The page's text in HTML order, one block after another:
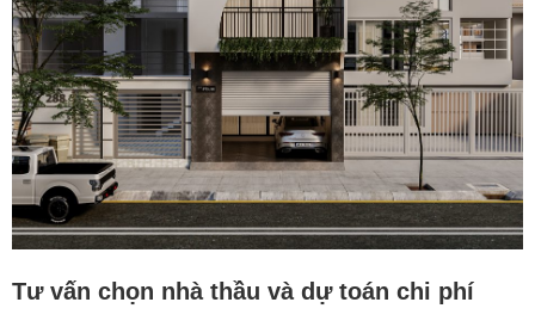
Tư vấn chọn nhà thầu và dự toán chi phí